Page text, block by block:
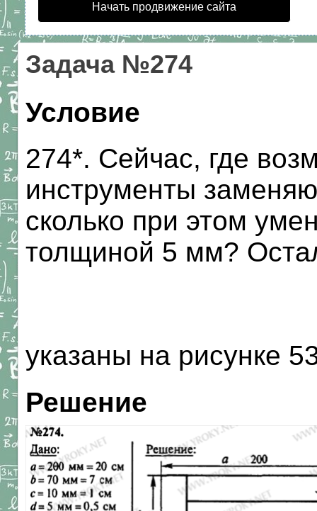
Начать продвижение сайта
Задача №274
Условие
274*. Сейчас, где
инструменты
сколько при этом
толщиной 5 мм?
указаны на рисунке
Решение